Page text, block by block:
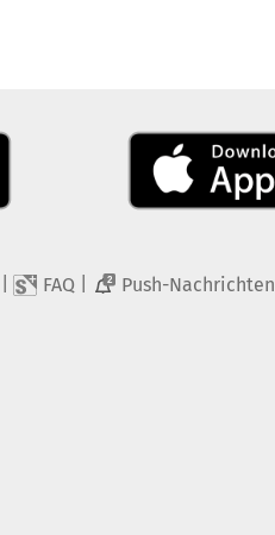
FAQ 2 Push-Nachrichten